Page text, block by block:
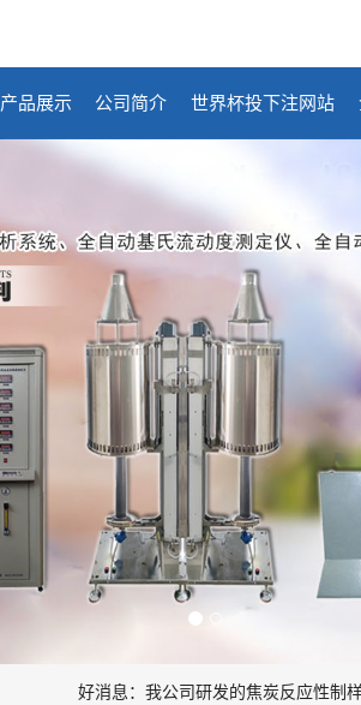
产品展示 公司简介 世界杯投下注网站
好消息：我公司研发的焦炭反应性制